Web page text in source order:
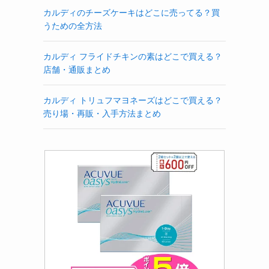
カルディのチーズケーキはどこに売ってる？買
うための全方法
カルディ フライドチキンの素はどこで買える？
店舗・通販まとめ
カルディ トリュフマヨネーズはどこで買える？
売り場・再販・入手方法まとめ